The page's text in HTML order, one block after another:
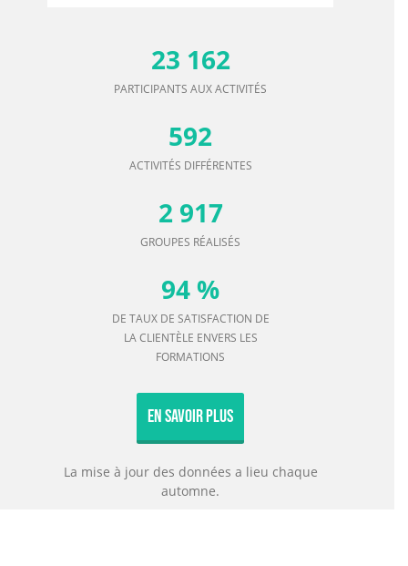
2025)
23 162
PARTICIPANTS AUX ACTIVITÉS
592
ACTIVITÉS DIFFÉRENTES
2 917
94 %
LA CLIENTÈLE ENVERS LES
FORMATIONS
En Savoir Plus